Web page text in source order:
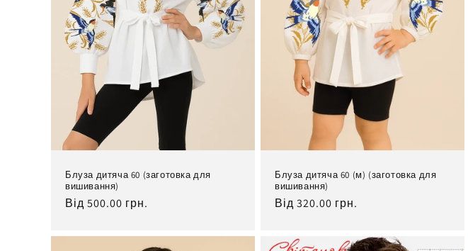
Блуза дитяча 60 (заготовка для
вишивання)
Нормальна
Від 500.00 грн.
Блуза дитяча 60 (м) (заготовка для
вишивання)
Нормальна
Від 320.00 грн.